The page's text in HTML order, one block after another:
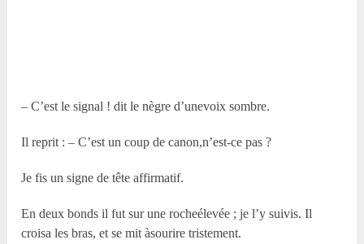
– C’est le signal ! dit le nègre d’unevoix sombre.
Il reprit : – C’est un coup de canon,n’est-ce pas ?
Je fis un signe de tête affirmatif.
En deux bonds il fut sur une rocheélevée ; je l’y suivis. Il
croisa les bras, et se mit àsourire tristement.